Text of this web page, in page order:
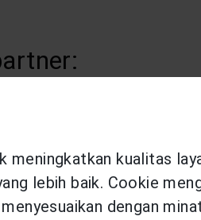
meningkatkan kualitas
lebih baik. Cookie
dengan